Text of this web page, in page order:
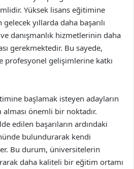
Yüksek lisans eğitimine
yıllarda daha başarılı
danışmanlık hizmetlerinin daha
gerekmektedir. Bu sayede,
profesyonel gelişimlerine katkı
başlamak isteyen adayların
önemli bir noktadır.
edilen başarıların ardındaki
bulundurarak kendi
Bu durum, üniversitelerin
daha kaliteli bir eğitim ortamı